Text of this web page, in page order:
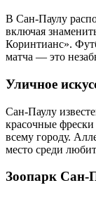
В Сан-Паулу
включая
Коринтианс».
матча — это
Уличное
Сан-Паулу
красочные
всему городу.
место среди
Зоопарк Сан-